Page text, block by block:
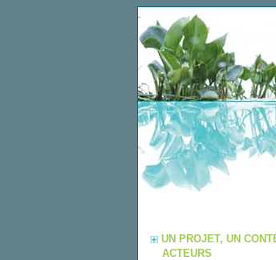
UN PROJET, UN
ACTEURS